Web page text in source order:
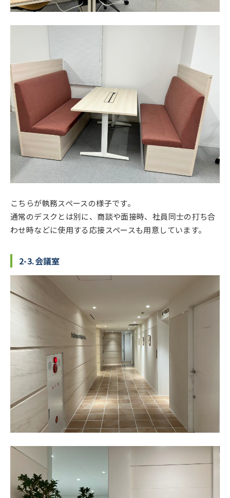
こちらが執務スペースの様子です。
通常のデスクとは別に、商談や面接時、社員同士の打ち合
わせ時などに使用する応接スペースも用意しています。
2-3.会議室